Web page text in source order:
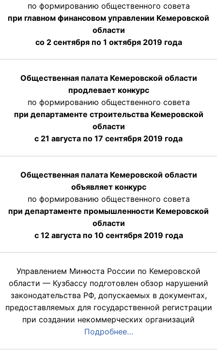
по формированию общественного совета
при главном финансовом управлении Кемеровской
области
со 2 сентября по 1 октября 2019 года
Общественная палата Кемеровской области
продлевает конкурс
по формированию общественного совета
при департаменте строительства Кемеровской
области
с 21 августа по 17 сентября 2019 года
Общественная палата Кемеровской области
объявляет конкурс
по формированию общественного совета
при департаменте промышленности Кемеровской
области
с 12 августа по 10 сентября 2019 года
Управлением Минюста России по Кемеровской
области — Кузбассу подготовлен обзор нарушений
законодательства РФ, допускаемых в документах,
предоставляемых для государственной регистрации
при создании некоммерческих организаций
Подробнее…